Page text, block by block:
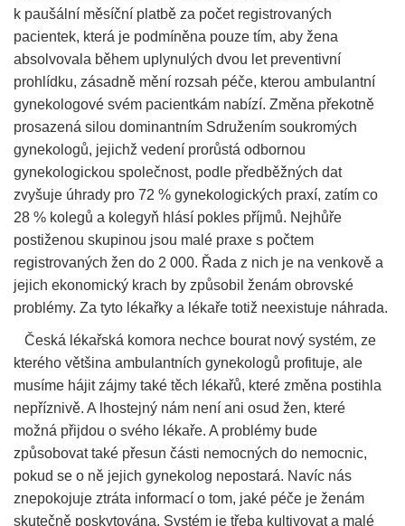
k paušální měsíční platbě za počet registrovaných
pacientek, která je podmíněna pouze tím, aby žena
absolvovala během uplynulých dvou let preventivní
prohlídku, zásadně mění rozsah péče, kterou ambulantní
gynekologové svém pacientkám nabízí. Změna překotně
prosazená silou dominantním Sdružením soukromých
gynekologů, jejichž vedení prorůstá odbornou
gynekologickou společnost, podle předběžných dat
zvyšuje úhrady pro 72 % gynekologických praxí, zatím co
28 % kolegů a kolegyň hlásí pokles příjmů. Nejhůře
postiženou skupinou jsou malé praxe s počtem
registrovaných žen do 2 000. Řada z nich je na venkově a
jejich ekonomický krach by způsobil ženám obrovské
problémy. Za tyto lékařky a lékaře totiž neexistuje náhrada.
Česká lékařská komora nechce bourat nový systém, ze
kterého většina ambulantních gynekologů profituje, ale
musíme hájit zájmy také těch lékařů, které změna postihla
nepříznivě. A lhostejný nám není ani osud žen, které
možná přijdou o svého lékaře. A problémy bude
způsobovat také přesun části nemocných do nemocnic,
pokud se o ně jejich gynekolog nepostará. Navíc nás
znepokojuje ztráta informací o tom, jaké péče je ženám
skutečně poskytována. Systém je třeba kultivovat a malé